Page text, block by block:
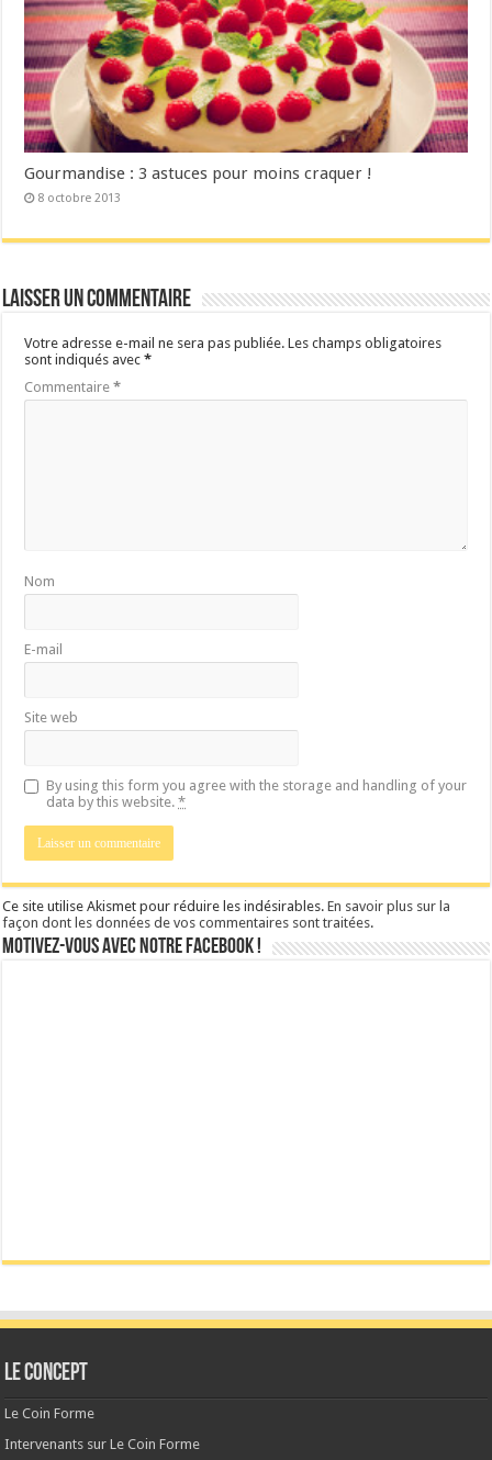
Gourmandise : 3 astuces pour moins craquer !
8 octobre 2013
Laisser un commentaire
Votre adresse e-mail ne sera pas publiée. Les champs obligatoires
sont indiqués avec*
Commentaire*
Nom
E-mail
Site web
By using this form you agree with the storage and handling of your
data by this website.*
Ce site utilise Akismet pour réduire les indésirables.En savoir plus sur la
façon dont les données de vos commentaires sont traitées.
Motivez-vous avec notre facebook !
Le CONCEPT
Le Coin Forme
Intervenants sur Le Coin Forme